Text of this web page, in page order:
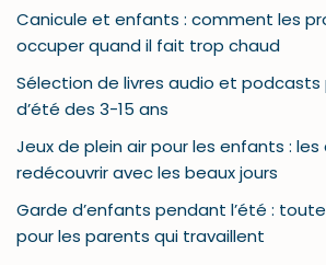
Canicule et enfants : comment les
occuper quand il fait trop chaud
Sélection de livres audio et podcasts
d’été des 3-15 ans
Jeux de plein air pour les enfants :
redécouvrir avec les beaux jours
Garde d’enfants pendant l’été :
pour les parents qui travaillent